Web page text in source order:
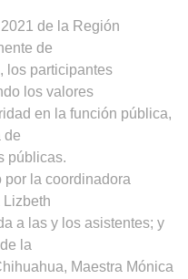
de la Región
de
los participantes
los valores
en la función pública,
de
públicas.
por la coordinadora
Lizbeth
a las y los asistentes; y
la
Maestra Mónica